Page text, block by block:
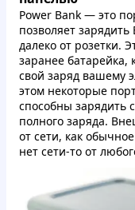
Power Bank — это
позволяет
далеко от розетки.
заранее батарейка,
свой заряд вашему
этом некоторые
способны зарядить
полного заряда.
от сети, как
нет сети-то от